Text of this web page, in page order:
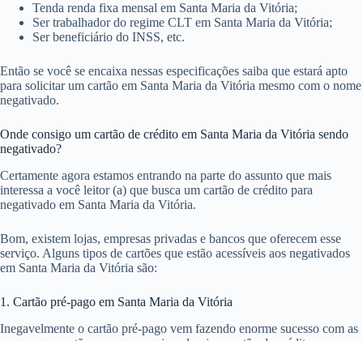
Tenda renda fixa mensal em Santa Maria da Vitória;
Ser trabalhador do regime CLT em Santa Maria da Vitória;
Ser beneficiário do INSS, etc.
Então se você se encaixa nessas especificações saiba que estará apto
para solicitar um cartão em Santa Maria da Vitória mesmo com o nome
negativado.
Onde consigo um cartão de crédito em Santa Maria da Vitória sendo
negativado?
Certamente agora estamos entrando na parte do assunto que mais
interessa a você leitor (a) que busca um cartão de crédito para
negativado em Santa Maria da Vitória.
Bom, existem lojas, empresas privadas e bancos que oferecem esse
serviço. Alguns tipos de cartões que estão acessíveis aos negativados
em Santa Maria da Vitória são:
1. Cartão pré-pago em Santa Maria da Vitória
Inegavelmente o cartão pré-pago vem fazendo enorme sucesso com as